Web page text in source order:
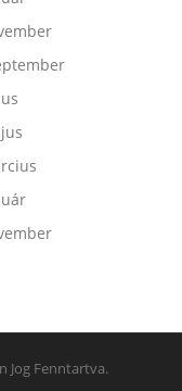
Jog Fenntartva.